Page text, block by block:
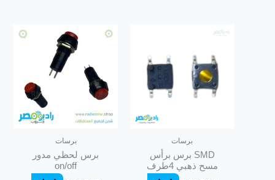
برسات
SMD برس برأس
مسح ذهبي 4طرف
برسات
برس لحظي مدور
on/off